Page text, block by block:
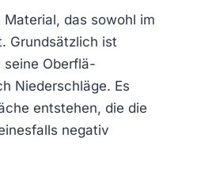
das sowohl im
Grundsätzlich ist
seine Oberflä­
Niederschläge. Es
entstehen, die die
negativ